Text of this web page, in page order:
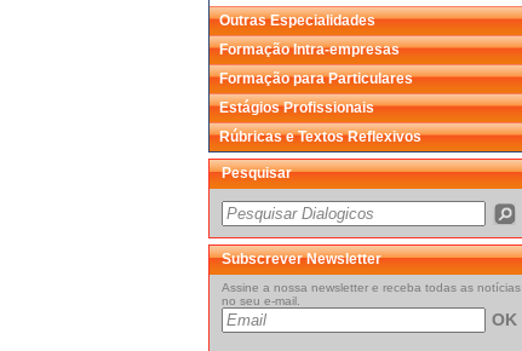
Outras Especialidades
Formação Intra-empresas
Formação para Particulares
Estágios Profissionais
Rúbricas e Textos Reflexivos
Pesquisar
Subscrever Newsletter
Assine a nossa newsletter e receba todas as notícias
no seu e-mail.
OK